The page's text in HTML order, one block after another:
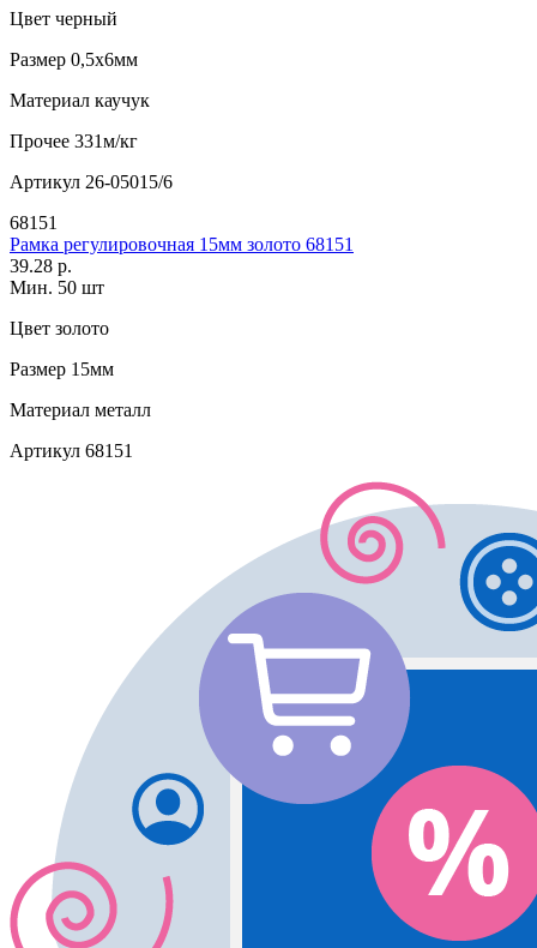
Цвет черный
Размер 0,5х6мм
Материал каучук
Прочее 331м/кг
Артикул 26-05015/6
68151
Рамка регулировочная 15мм золото 68151
39.28 р.
Мин. 50 шт
Цвет золото
Размер 15мм
Материал металл
Артикул 68151